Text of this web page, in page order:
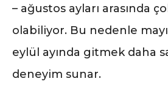
– ağustos ayları arasında
olabiliyor. Bu nedenle
eylül ayında gitmek daha
deneyim sunar.